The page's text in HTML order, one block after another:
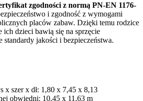
zgodności z normą PN-EN 1176-
i zgodność z wymogami
placów zabaw. Dzięki temu rodzice
ich dzieci bawią się na sprzęcie
standardy jakości i bezpieczeństwa.
x szer x dł: 1,80 x 7,45 x 8,13
obwiedni: 10,45 x 11,63 m